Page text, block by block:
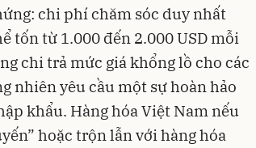
chi phí chăm sóc duy nhất
tốn từ 1.000 đến 2.000 USD mỗi
chi trả mức giá khổng lồ cho các
nhiên yêu cầu một sự hoàn hảo
khẩu. Hàng hóa Việt Nam nếu
hoặc trộn lẫn với hàng hóa